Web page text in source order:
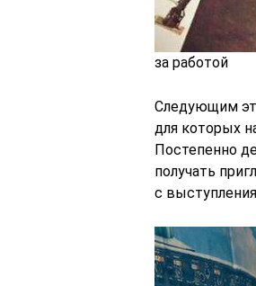
за работой
Следующим
для которых
Постепенно
получать
с